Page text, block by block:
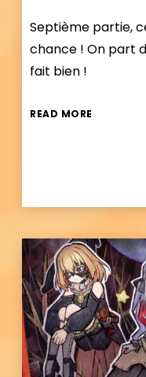
Septième partie,
chance ! On part
fait bien !
READ MORE